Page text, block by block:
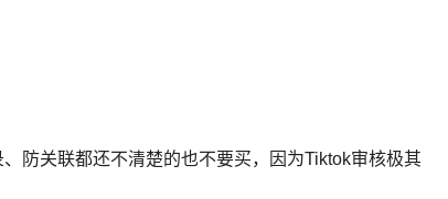
防关联都还不清楚的也不要买，因为Tiktok审核极其